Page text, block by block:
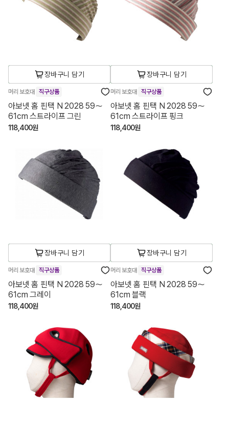
장바구니 담기
머리 보호대 직구상품
아보넷 홈 핀택 N 2028 59～
61cm 스트라이프 그린
118,400원
장바구니 담기
머리 보호대 직구상품
아보넷 홈 핀택 N 2028 59～
61cm 스트라이프 핑크
118,400원
장바구니 담기
머리 보호대 직구상품
아보넷 홈 핀택 N 2028 59～
61cm 그레이
118,400원
장바구니 담기
머리 보호대 직구상품
아보넷 홈 핀택 N 2028 59～
61cm 블랙
118,400원